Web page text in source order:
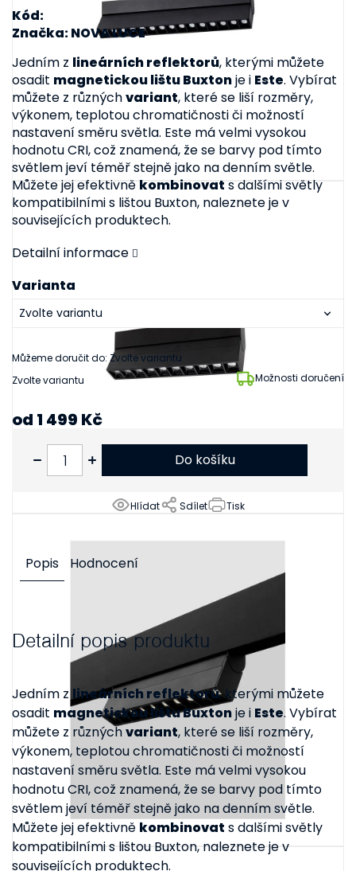
Kód:
Značka: NOVA LUCE
Zvolte variantu Možnosti doručení
Varianta
Můžeme doručit do: Zvolte variantu
Jedním z lineárních reflektorů, kterými můžete
osadit magnetickou lištu Buxtonje i Este. Vybírat
můžete z různýchvariant, které se liší rozměry,
výkonem, teplotou chromatičnosti či možností
nastavení směru světla. Este má velmi vysokou
hodnotu CRI, což znamená, že se barvy pod tímto
světlem jeví téměř stejně jako na denním světle.
Můžete jej efektivně kombinovat s dalšími světly
kompatibilními s lištou Buxton, naleznete je v
souvisejících produktech.
Detailní informace
Tisk
Hlídat Sdílet
od 1 499 Kč
Do košíku
Popis Hodnocení
Detailní popis produktu
Jedním z lineárních reflektorů, kterými můžete
osadit magnetickou lištu Buxtonje i Este. Vybírat
můžete z různýchvariant, které se liší rozměry,
výkonem, teplotou chromatičnosti či možností
nastavení směru světla. Este má velmi vysokou
hodnotu CRI, což znamená, že se barvy pod tímto
světlem jeví téměř stejně jako na denním světle.
Můžete jej efektivně kombinovat s dalšími světly
kompatibilními s lištou Buxton, naleznete je v
souvisejících produktech.